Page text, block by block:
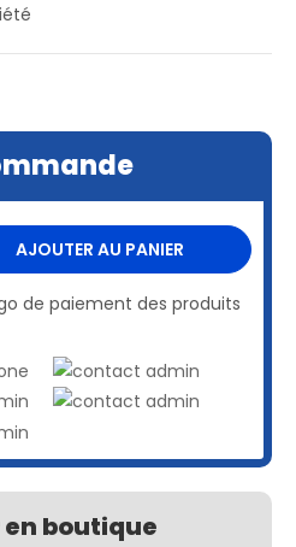
AJOUTER AU PANIER
boutique